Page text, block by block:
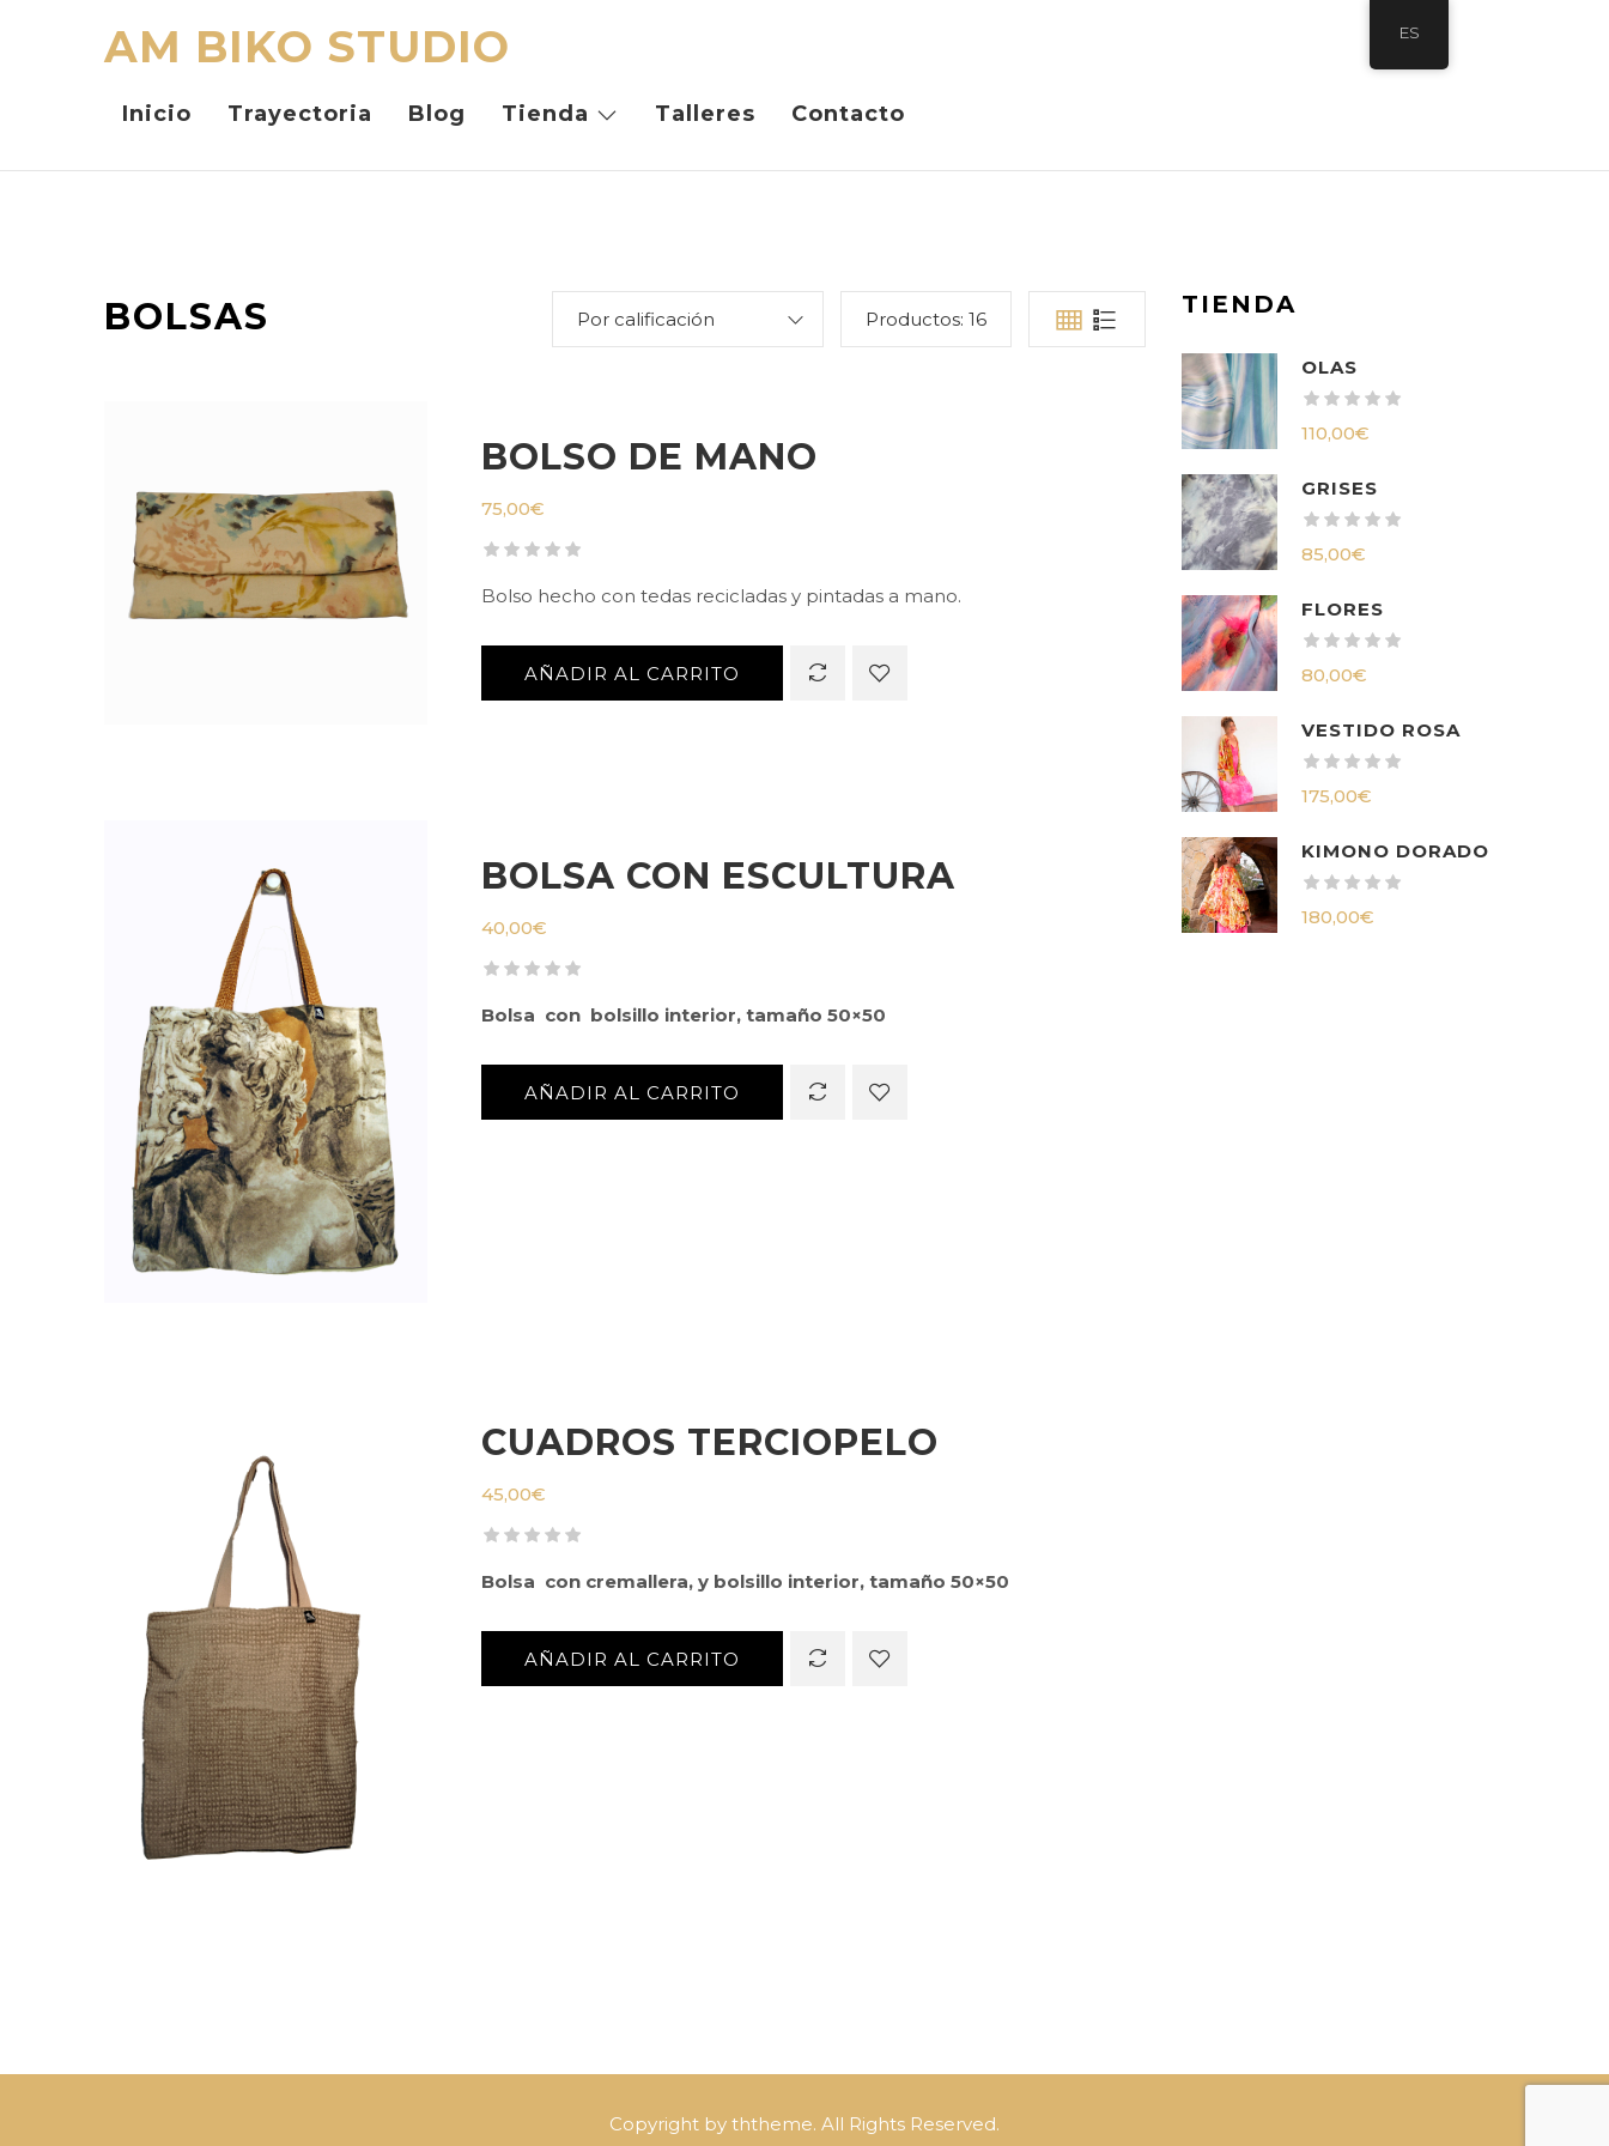
AM BIKO STUDIO
Inicio Trayectoria Blog Tienda Talleres Contacto
BOLSAS Por calificación Productos: 16
BOLSO DE MANO
75,00€
Bolso hecho con tedas recicladas y pintadas a mano.
AÑADIR AL CARRITO
BOLSA CON ESCULTURA
40,00€
Bolsa con bolsillo interior, tamaño 50×50
AÑADIR AL CARRITO
CUADROS TERCIOPELO
45,00€
Bolsa con cremallera, y bolsillo interior, tamaño 50×50
AÑADIR AL CARRITO
TIENDA
OLAS
110,00€
GRISES
85,00€
FLORES
80,00€
VESTIDO ROSA
175,00€
KIMONO DORADO
180,00€
Copyright by ththeme. All Rights Reserved.
ES